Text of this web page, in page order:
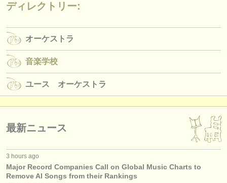
ユース オーケストラ
musicalchairs:
musicalchairsについて
お問い合わせ
出版社:
掲載方法
ディレクトリー:
オーケストラ
音楽学校
ユース オーケストラ
最新ニュース
3 hours ago
Major Record Companies Call on Global Music Charts to
Remove AI Songs from their Rankings